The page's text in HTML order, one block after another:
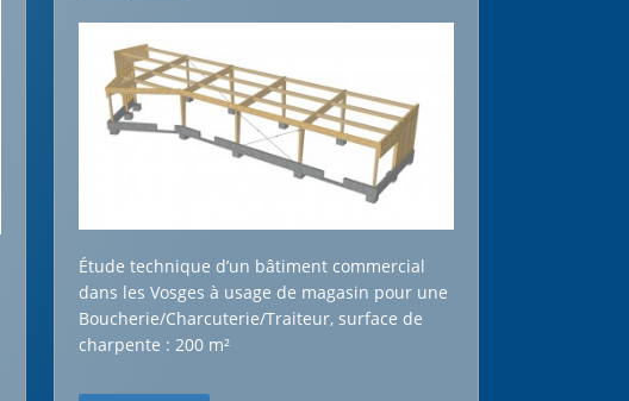
Étude technique d’un bâtiment commercial
dans les Vosges à usage de magasin pour une
Boucherie/Charcuterie/Traiteur, surface de
charpente : 200 m²